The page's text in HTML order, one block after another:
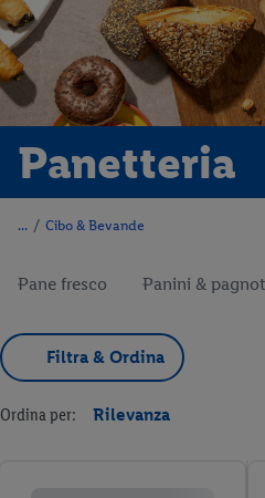
Panetteria
/ Cibo & Bevande
Pane fresco Panini &
Filtra & Ordina
Ordina per: Rilevanza